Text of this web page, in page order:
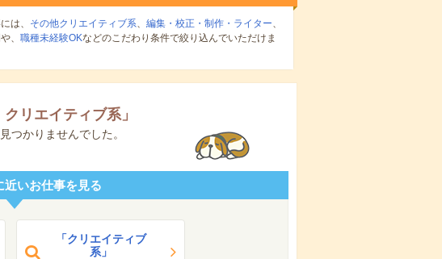
は、 その他クリエイティブ系、 編集・校正・制作・ライター、
、 職種未経験OKなどのこだわり条件で絞り込んでいただけま
クリエイティブ系」
つかりませんでした。
近いお仕事を見る
「クリエイティブ
系」